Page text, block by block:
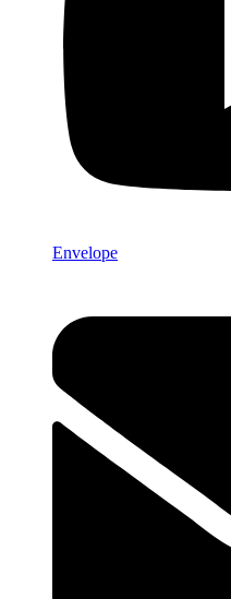
Envelope